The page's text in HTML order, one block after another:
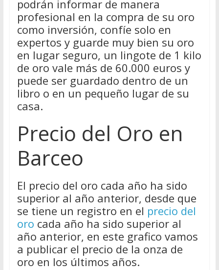
podrán informar de manera
profesional en la compra de su oro
como inversión, confíe solo en
expertos y guarde muy bien su oro
en lugar seguro, un lingote de 1 kilo
de oro vale más de 60.000 euros y
puede ser guardado dentro de un
libro o en un pequeño lugar de su
casa.
Precio del Oro en
Barceo
El precio del oro cada año ha sido
superior al año anterior, desde que
se tiene un registro en el precio del
oro cada año ha sido superior al
año anterior, en este grafico vamos
a publicar el precio de la onza de
oro en los últimos años.